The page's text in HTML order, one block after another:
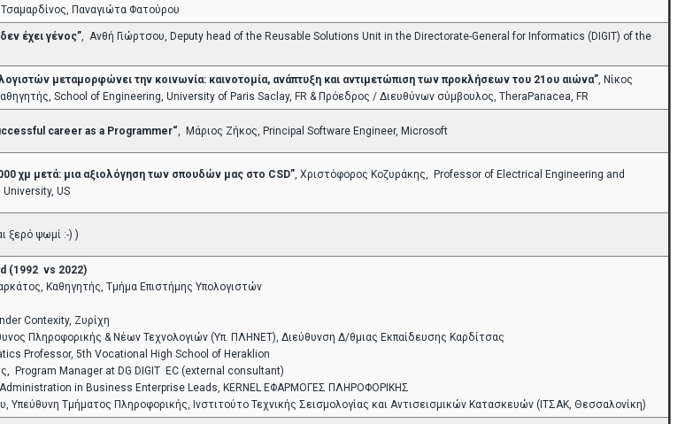
Τσαμαρδίνος, Παναγιώτα Φατούρου
έχει γένος”, Ανθή Γιώρτσου, Deputy head of the Reusable Solutions Unit in the Directorate-General for Informatics (DIGIT) of the
μεταμορφώνει την κοινωνία: καινοτομία, ανάπτυξη και αντιμετώπιση των προκλήσεων του 21ου αιώνα”, Νίκος
School of Engineering, University of Paris Saclay, FR & Πρόεδρος / Διευθύνων σύμβουλος, TheraPanacea, FR
career as a Programmer“, Μάριος Ζήκος, Principal Software Engineer, Microsoft
χμ μετά: μια αξιολόγηση των σπουδών μας στο CSD”, Χριστόφορος Κοζυράκης, Professor of Electrical Engineering and
US
ξερό ψωμί :-) )
(1992 vs 2022)
Καθηγητής, Τμήμα Επιστήμης Υπολογιστών
Contexity, Ζυρίχη
Πληροφορικής & Νέων Τεχνολογιών (Υπ. ΠΛΗΝΕΤ), Διεύθυνση Δ/θμιας Εκπαίδευσης Καρδίτσας
Professor, 5th Vocational High School of Heraklion
Program Manager at DG DIGIT EC (external consultant)
in Business Enterprise Leads, KERNEL ΕΦΑΡΜΟΓΕΣ ΠΛΗΡΟΦΟΡΙΚΗΣ
Υπεύθυνη Τμήματος Πληροφορικής, Ινστιτούτο Τεχνικής Σεισμολογίας και Αντισεισμικών Κατασκευών (ΙΤΣΑΚ, Θεσσαλονίκη)